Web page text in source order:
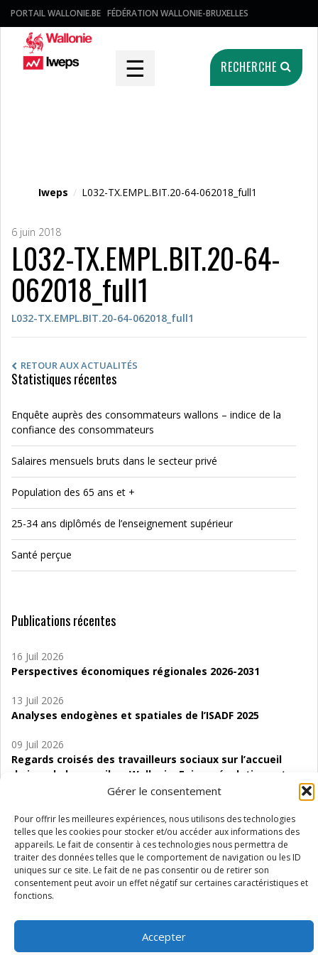
Gérer le consentement
Pour offrir les meilleures expériences, nous utilisons des technologies
telles que les cookies pour stocker et/ou accéder aux informations des
appareils. Le fait de consentir à ces technologies nous permettra de
traiter des données telles que le comportement de navigation ou les ID
uniques sur ce site. Le fait de ne pas consentir ou de retirer son
consentement peut avoir un effet négatif sur certaines caractéristiques et
fonctions.
Accepter
PORTAIL WALLONIE.BE FÉDÉRATION WALLONIE-BRUXELLES
☰ RECHERCHE
Iweps / L032-TX.EMPL.BIT.20-64-062018_full1
6 juin 2018
L032-TX.EMPL.BIT.20-64-
062018_full1
L032-TX.EMPL.BIT.20-64-062018_full1
RETOUR AUX ACTUALITÉS
Statistiques récentes
Enquête auprès des consommateurs wallons – indice de la
confiance des consommateurs
Salaires mensuels bruts dans le secteur privé
Population des 65 ans et +
25-34 ans diplômés de l’enseignement supérieur
Santé perçue
Publications récentes
16 Juil 2026
Perspectives économiques régionales 2026-2031
13 Juil 2026
Analyses endogènes et spatiales de l’ISADF 2025
09 Juil 2026
Regards croisés des travailleurs sociaux sur l’accueil
de jour de bas seuil en Wallonie. Enjeux, évolutions et
06 Juil 2026
Étude d’évaluabilité des Structures
d’accompagnement à l’autocréation d’emploi (SAACE)
01 Juil 2026
Pénurie du personnel infirmier :quels indicateurs
Wallonie ?